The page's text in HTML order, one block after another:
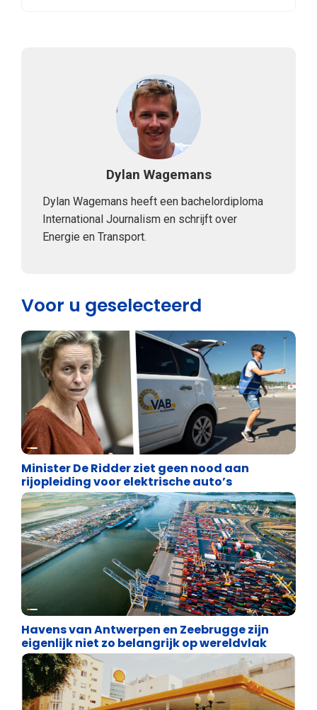
Dylan Wagemans
Dylan Wagemans heeft een bachelordiploma
International Journalism en schrijft over
Energie en Transport.
Voor u geselecteerd
Energie en transport
Minister De Ridder ziet geen nood aan
rijopleiding voor elektrische auto’s
Energie en transport
Havens van Antwerpen en Zeebrugge zijn
eigenlijk niet zo belangrijk op wereldvlak